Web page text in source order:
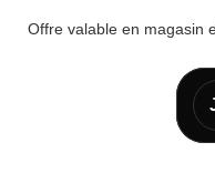
Offre valable en magasin